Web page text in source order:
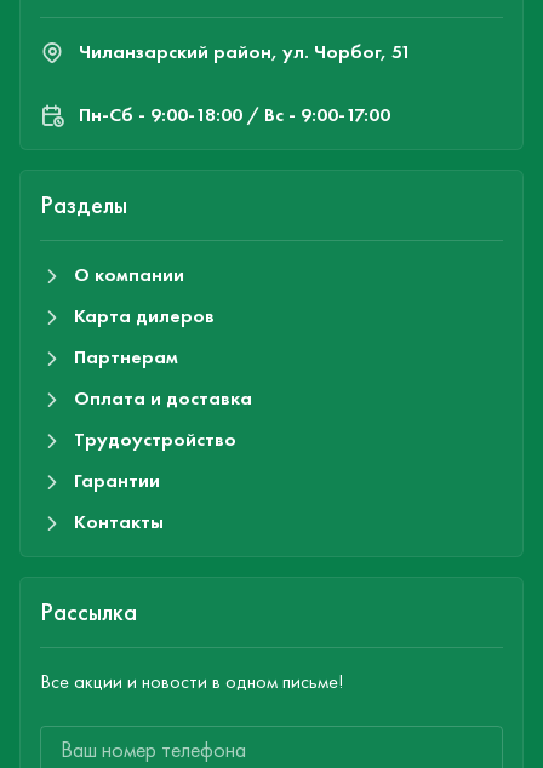
Чиланзарский район, ул. Чорбог, 51
Пн-Cб - 9:00-18:00 / Вс - 9:00-17:00
Разделы
О компании
Карта дилеров
Партнерам
Оплата и доставка
Трудоустройство
Гарантии
Контакты
Рассылка
Все акции и новости в одном письме!